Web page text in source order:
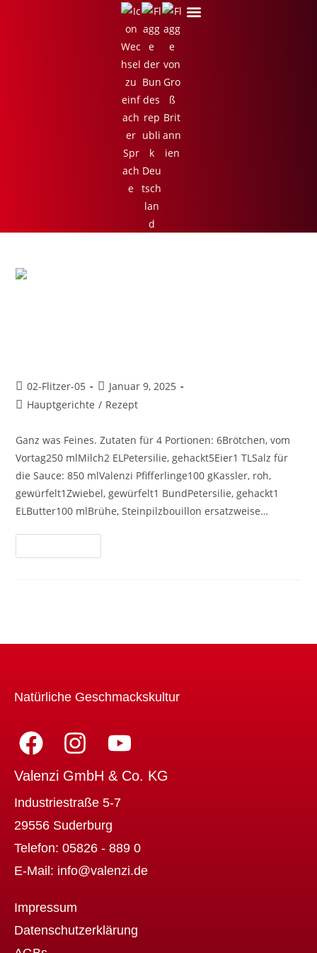
02-Flitzer-05
Januar 9, 2025
Hauptgerichte / Rezept
Ganz was Feines. Zutaten für 4 Portionen: 6Brötchen, vom
Vortag250 mlMilch2 ELPetersilie, gehackt5Eier1 TLSalz für
die Sauce: 850 mlValenzi Pfifferlinge100 gKassler, roh,
gewürfelt1Zwiebel, gewürfelt1 BundPetersilie, gehackt1
ELButter100 mlBrühe, Steinpilzbouillon ersatzweise…
Natürliche Geschmackskultur
Valenzi GmbH & Co. KG
Industriestraße 5-7
29556 Suderburg
Telefon: 05826 - 889 0
E-Mail: info@valenzi.de
Impressum
Datenschutzerklärung